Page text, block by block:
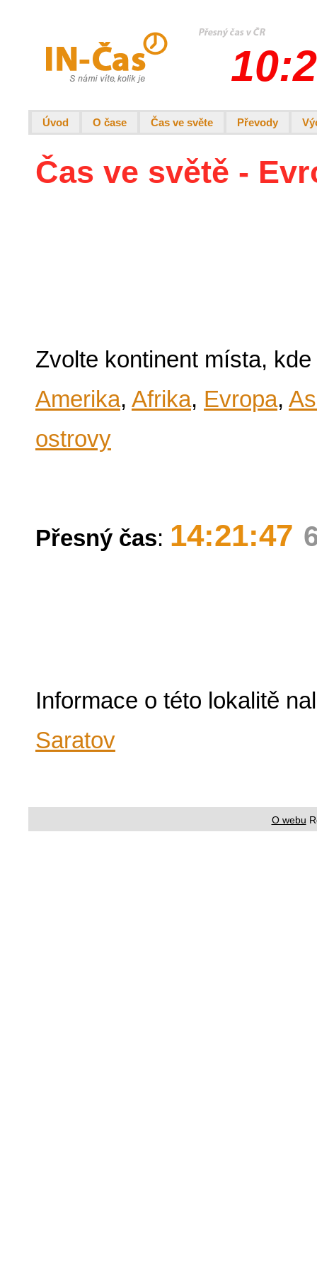
Úvod O čase Čas ve světe Převody
Čas ve světě -
Zvolte kontinent místa,
Amerika, Afrika, Evropa,
ostrovy
Přesný čas: 14:21:47
Informace o této lokalitě
Saratov
O webu